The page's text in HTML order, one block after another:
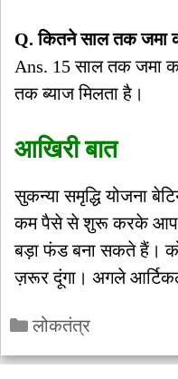
Q. कितने साल तक जमा
Ans. 15 साल तक जमा
तक ब्याज मिलता है।
आखिरी बात
सुकन्या समृद्धि योजना
कम पैसे से शुरू करके आप
बड़ा फंड बना सकते हैं।
ज़रूर दूंगा। अगले
Categories
लोकतंत्र